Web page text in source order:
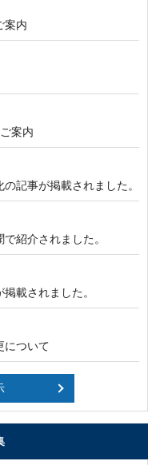
案内
案内
記事が掲載されました。
紹介されました。
載されました。
について